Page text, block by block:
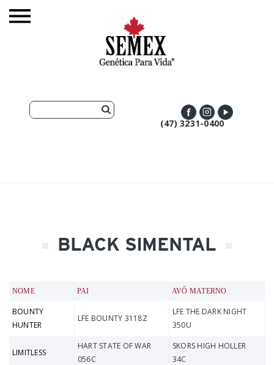
(47) 3231-0400
BLACK SIMENTAL
NOME PAI AVÔ MATERNO
BOUNTY
HUNTER
LFE BOUNTY 3118Z
LFE THE DARK NIGHT
350U
LIMITLESS
HART STATE OF WAR
056C
SKORS HIGH HOLLER
34C